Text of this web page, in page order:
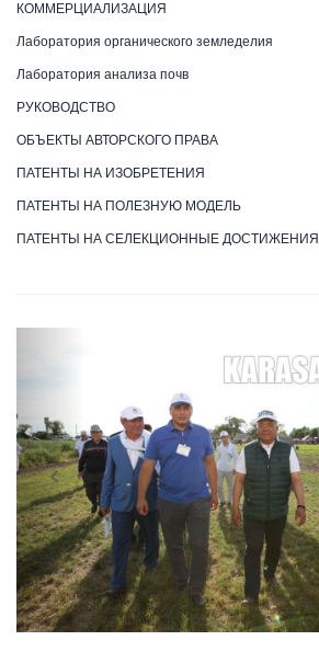
КОММЕРЦИАЛИЗАЦИЯ
Лаборатория органического земледелия
Лаборатория анализа почв
РУКОВОДСТВО
ОБЪЕКТЫ АВТОРСКОГО ПРАВА
ПАТЕНТЫ НА ИЗОБРЕТЕНИЯ
ПАТЕНТЫ НА ПОЛЕЗНУЮ МОДЕЛЬ
ПАТЕНТЫ НА СЕЛЕКЦИОННЫЕ ДОСТИЖЕНИЯ
Previous